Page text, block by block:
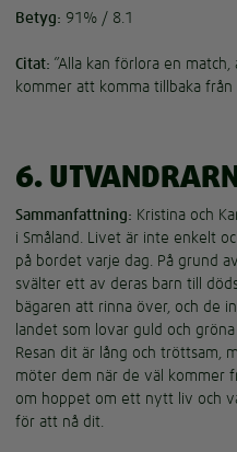
Betyg: 91% / 8.1
Citat: ”Alla kan förlora en
kommer att komma tillbaka från
6.
Sammanfattning: Kristina och
i Småland. Livet är inte enkelt
på bordet varje dag. På grund
svälter ett av deras barn till
bägaren att rinna över, och de
landet som lovar guld och
Resan dit är lång och tröttsam,
möter dem när de väl kommer
om hoppet om ett nytt liv och
för att nå dit.